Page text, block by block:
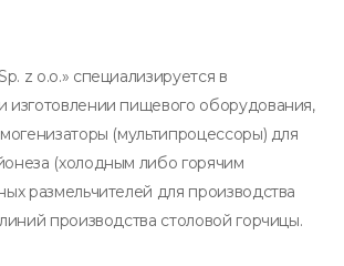
z o.o.» специализируется в
изготовлении пищевого оборудования,
(мультипроцессоры) для
(холодным либо горячим
размельчителей для производства
производства столовой горчицы.